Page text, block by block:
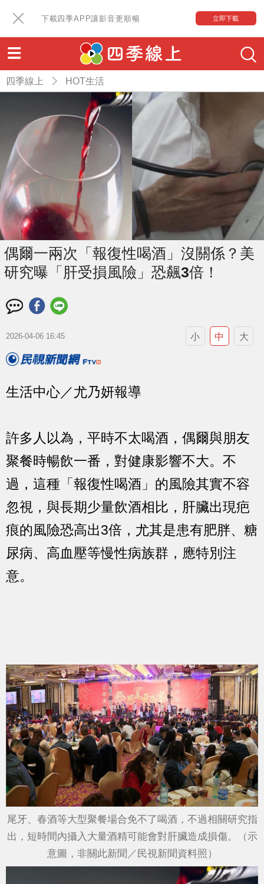
下載四季APP讓影音更順暢 立即下載
四季線上 HOT生活
偶爾一兩次「報復性喝酒」沒關係？美
研究曝「肝受損風險」恐飆3倍！
2026-04-06 16:45 小 中 大
生活中心／尤乃妍報導
許多人以為，平時不太喝酒，偶爾與朋友
聚餐時暢飲一番，對健康影響不大。不
過，這種「報復性喝酒」的風險其實不容
忽視，與長期少量飲酒相比，肝臟出現疤
痕的風險恐高出3倍，尤其是患有肥胖、糖
尿病、高血壓等慢性病族群，應特別注
意。
尾牙、春酒等大型聚餐場合免不了喝酒，不過相關研究指
出，短時間內攝入大量酒精可能會對肝臟造成損傷。（示
意圖，非關此新聞／民視新聞資料照）